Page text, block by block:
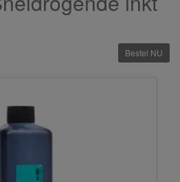
Bestel NU